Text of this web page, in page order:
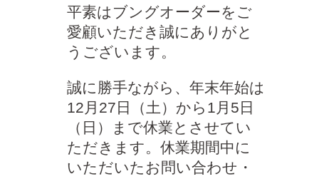
平素はブングオーダーをご
愛顧いただき誠にありがと
うございます。
誠に勝手ながら、年末年始は
12月27日（土）から1月5日
（日）まで休業とさせてい
ただきます。休業期間中に
いただいたお問い合わせ・